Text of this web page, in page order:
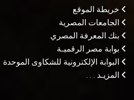
خريطة الموقع
الجامعات المصرية
بنك المعرفة المصري
بوابة مصر الرقميـة
البوابة الإلكترونية للشكاوى الموحدة
المزيـد . . .